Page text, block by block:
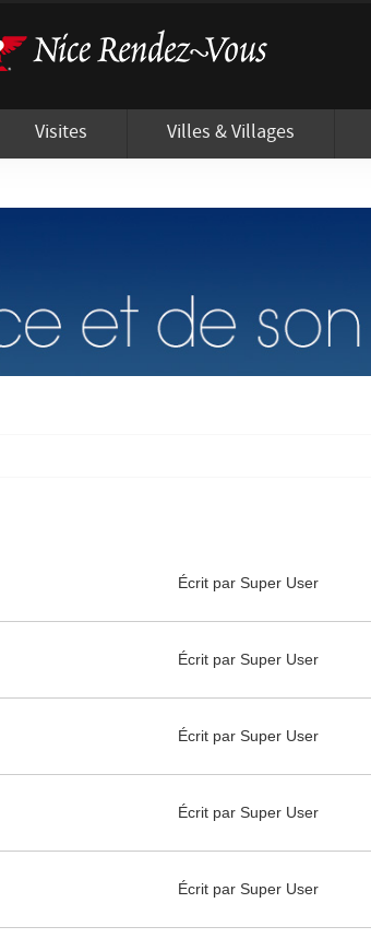
Visites Villes & Villages
Écrit par Super User
Écrit par Super User
Écrit par Super User
Écrit par Super User
Écrit par Super User